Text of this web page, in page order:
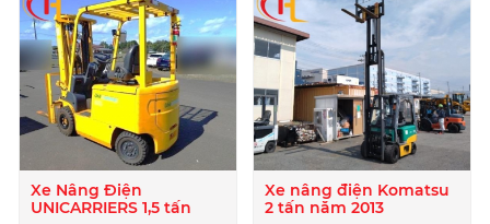
Xe Nâng Điện
UNICARRIERS 1,5 tấn
Xe nâng điện Komatsu
2 tấn năm 2013